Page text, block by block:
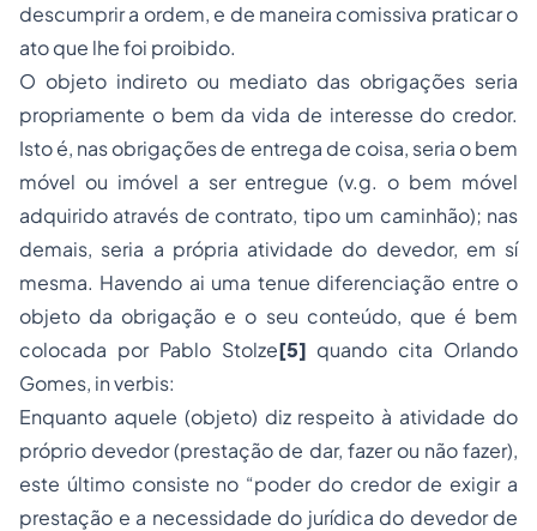
descumprir a ordem, e de maneira comissiva praticar o
ato que lhe foi proibido.
O objeto indireto ou mediato das obrigações seria
propriamente o bem da vida de interesse do credor.
Isto é, nas obrigações de entrega de coisa, seria o bem
móvel ou imóvel a ser entregue (v.g. o bem móvel
adquirido através de contrato, tipo um caminhão); nas
demais, seria a própria atividade do devedor, em sí
mesma. Havendo ai uma tenue diferenciação entre o
objeto da obrigação e o seu conteúdo, que é bem
colocada por Pablo Stolze[5] quando cita Orlando
Gomes, in verbis:
Enquanto aquele (objeto) diz respeito à atividade do
próprio devedor (prestação de dar, fazer ou não fazer),
este último consiste no “poder do credor de exigir a
prestação e a necessidade do jurídica do devedor de